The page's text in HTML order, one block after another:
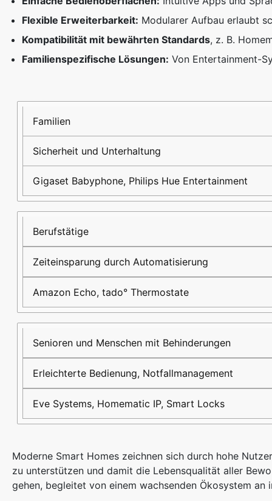
Flexible Erweiterbarkeit: Modularer Aufbau erlaubt
Kompatibilität mit bewährten Standards, z. B.
Familienspezifische Lösungen: Von Entertainment-
Zielgruppe
Nutzen
Beispieltechnologien
Familien
Sicherheit und Unterhaltung
Gigaset Babyphone, Philips Hue Entertainment
Berufstätige
Zeiteinsparung durch Automatisierung
Amazon Echo, tado° Thermostate
Senioren und Menschen mit Behinderungen
Erleichterte Bedienung, Notfallmanagement
Eve Systems, Homematic IP, Smart Locks
Moderne Smart Homes zeichnen sich durch hohe
zu unterstützen und damit die Lebensqualität aller
gehen, begleitet von einem wachsenden Ökosystem an